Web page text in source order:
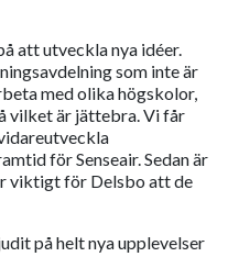
att utveckla nya idéer.
som inte är
med olika högskolor,
vilket är jättebra. Vi får
för Senseair. Sedan är
viktigt för Delsbo att de
på helt nya upplevelser